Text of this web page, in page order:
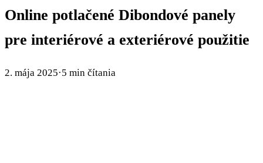
Online potlačené Dibondové panely
pre interiérové a exteriérové použitie
2. mája 2025·5 min čítania